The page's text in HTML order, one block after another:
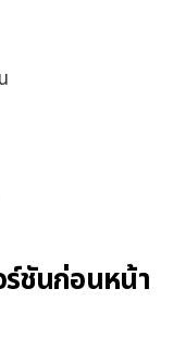
ชันก่อนหน้า